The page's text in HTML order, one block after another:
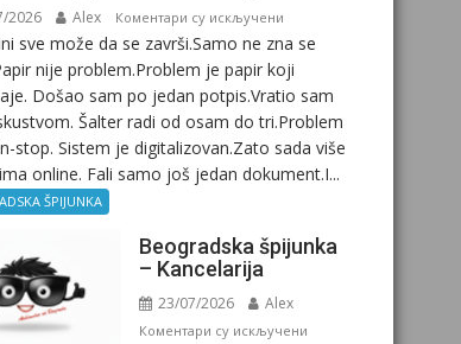
2026 Alex Коментари су искључени
Beogradska
špijunka
–
Birokratija
sve može da se završi.Samo ne zna se
nije problem.Problem je papir koji
Došao sam po jedan potpis.Vratio sam
Šalter radi od osam do tri.Problem
stop. Sistem je digitalizovan.Zato sada više
online. Fali samo još jedan dokument.I...
ŠPIJUNKA
Beogradska špijunka
– Kancelarija
23/07/2026 Alex
Коментари су искљученина